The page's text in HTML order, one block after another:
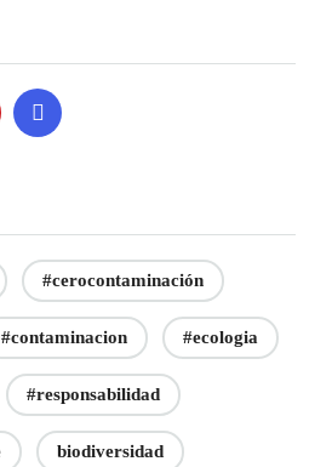
#cerocontaminación
#contaminacion #ecologia
#responsabilidad
biodiversidad